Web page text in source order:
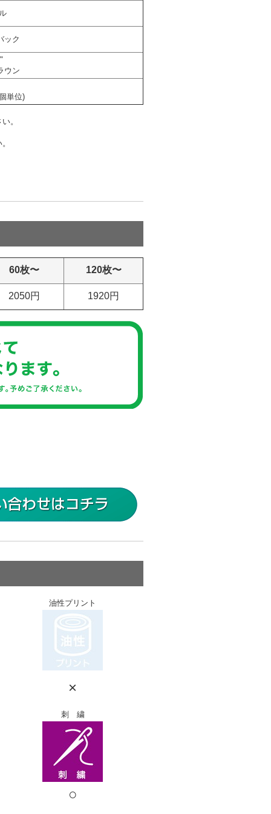
ック
ウン
単位)
。
60枚〜 120枚〜
2050円 1920円
油性プリント
×
刺 繍
○